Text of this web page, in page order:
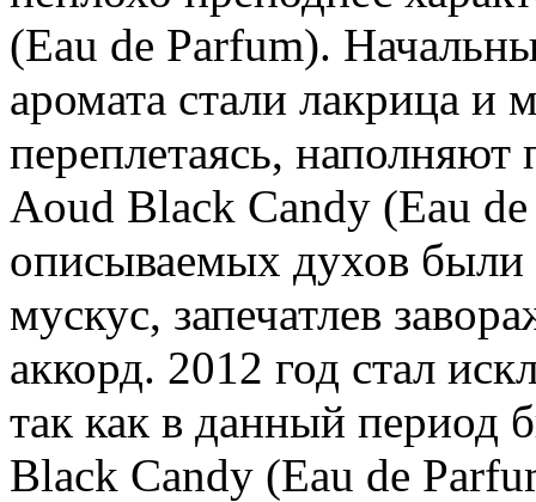
(Eau de Parfum).
аромата стали лакрица и
переплетаясь, наполняют
Aoud Black Candy (Eau
описываемых духов
мускус, запечатлев
аккорд. 2012 год стал
так как в данный
Black Candy (Eau de